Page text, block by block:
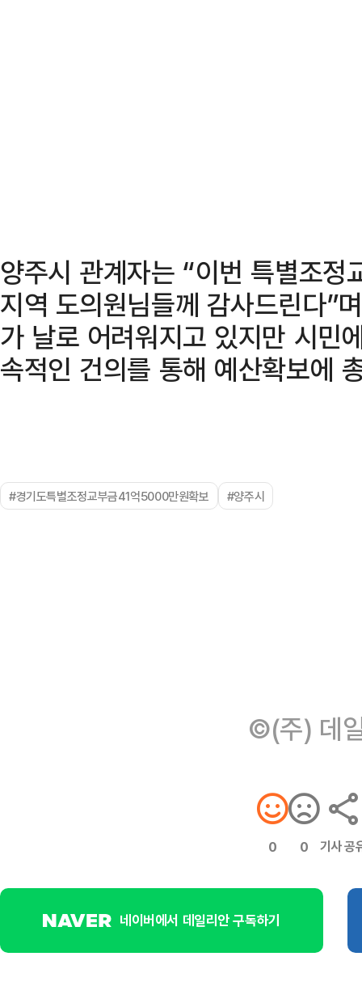
양주시 관계자는 “이번 특별조
지역 도의원님들께 감사드린다”
가 날로 어려워지고 있지만 시민
속적인 건의를 통해 예산확보에
#경기도특별조정교부금41억5000만원확보 #양주시
©(주) 데
0 0 기사 공
네이버에서 데일리안 구독하기